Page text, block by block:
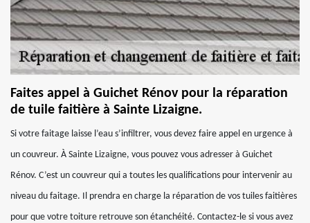
Faites appel à Guichet Rénov pour la réparation
de tuile faitière à Sainte Lizaigne.
Si votre faitage laisse l’eau s’infiltrer, vous devez faire appel en urgence à
un couvreur. À Sainte Lizaigne, vous pouvez vous adresser à Guichet
Rénov. C’est un couvreur qui a toutes les qualifications pour intervenir au
niveau du faitage. Il prendra en charge la réparation de vos tuiles faitières
pour que votre toiture retrouve son étanchéité. Contactez-le si vous avez